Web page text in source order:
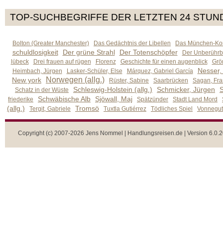
TOP-SUCHBEGRIFFE DER LETZTEN 24
Bolton (Greater Manchester) Das Gedächtnis der Libellen Das München-
schuldlosigkeit Der grüne Strahl Der Totenschöpfer
Der
lübeck
Drei frauen auf rügen Florenz Geschichte für einen augenblick
Heimbach, Jürgen
Lasker-Schüler, Else Márquez, Gabriel García
New york
Norwegen (allg.) Rüster, Sabine Saarbrücken
Sagan,
Schatz in der Wüste
Schleswig-Holstein (allg.) Schmicker, Jürgen
friederike Schwäbische Alb Sjöwall, Maj Spätzünder Stadt Land Mord
(allg.) Tergit, Gabriele Tromsö Tuxtla Gutiérrez Tödliches Spiel
Copyright (c) 2007-2026 Jens Nommel | Handlungsreisen.de | Version